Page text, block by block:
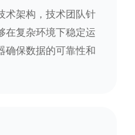
术架构，技术团队针
在复杂环境下稳定运
确保数据的可靠性和